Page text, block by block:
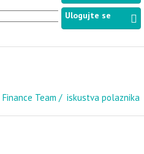
Finance Team iskustva polaznika
Ulogujte se